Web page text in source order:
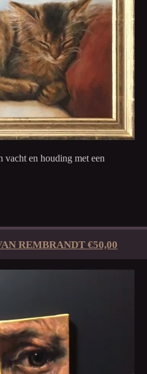
vacht en houding met een
REMBRANDT €50,00